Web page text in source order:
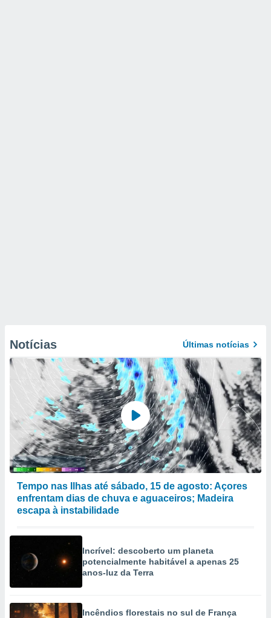
Notícias Últimas notícias
Tempo nas Ilhas até sábado, 15 de agosto: Açores
enfrentam dias de chuva e aguaceiros; Madeira
escapa à instabilidade
Incrível: descoberto um planeta
potencialmente habitável a apenas 25
anos-luz da Terra
Incêndios florestais no sul de França